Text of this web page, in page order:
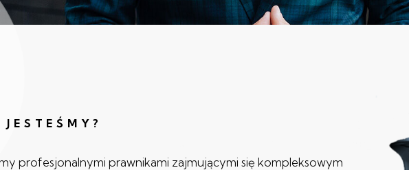
profesjonalnymi prawnikami zajmującymi się kompleksowym